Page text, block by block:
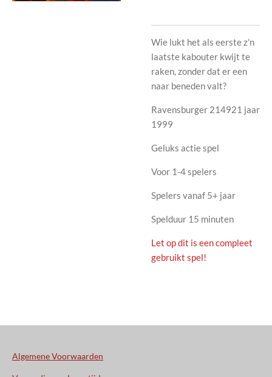
Wie lukt het als eerste z'n
laatste kabouter kwijt te
raken, zonder dat er een
naar beneden valt?
Ravensburger 214921 jaar
1999
Geluks actie spel
Voor 1-4 spelers
Spelers vanaf 5+ jaar
Spelduur 15 minuten
Let op dit is een compleet
gebruikt spel!
Algemene Voorwaarden